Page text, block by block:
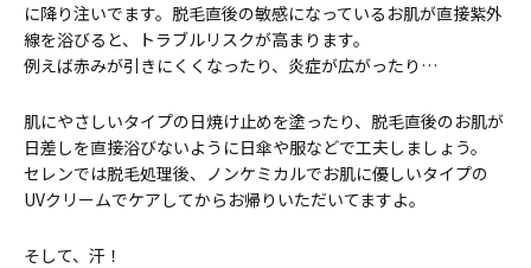
に降り注いでます。脱毛直後の敏感になっているお肌が直接紫外
線を浴びると、トラブルリスクが高まります。
例えば赤みが引きにくくなったり、炎症が広がったり…
肌にやさしいタイプの日焼け止めを塗ったり、脱毛直後のお肌が
日差しを直接浴びないように日傘や服などで工夫しましょう。
セレンでは脱毛処理後、ノンケミカルでお肌に優しいタイプの
UVクリームでケアしてからお帰りいただいてますよ。
そして、汗！